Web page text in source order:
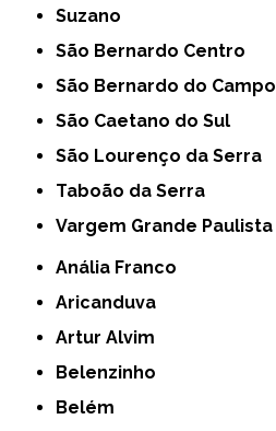
Suzano
São Bernardo Centro
São Bernardo do Campo
São Caetano do Sul
São Lourenço da Serra
Taboão da Serra
Vargem Grande Paulista
Anália Franco
Aricanduva
Artur Alvim
Belenzinho
Belém